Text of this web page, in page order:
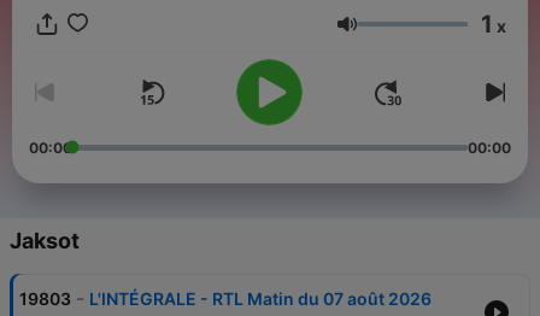
Äänenvoimakkuus
1 x
00:00 00:00
Jaksot
19803 - L'INTÉGRALE - RTL Matin du 07 août 2026